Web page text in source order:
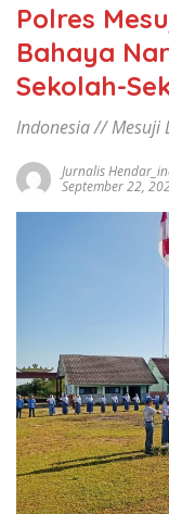
Polres
Bahaya
Sekolah-
Indonesia // Mesuji
Jurnalis
September 22,